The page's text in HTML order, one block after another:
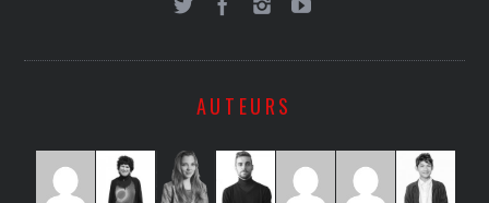
AUTEURS